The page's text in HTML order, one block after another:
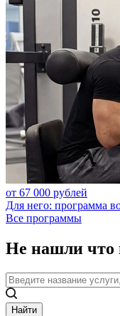
от 67 000 рублей
Для него: программа
Все программы
Не нашли что
Найти